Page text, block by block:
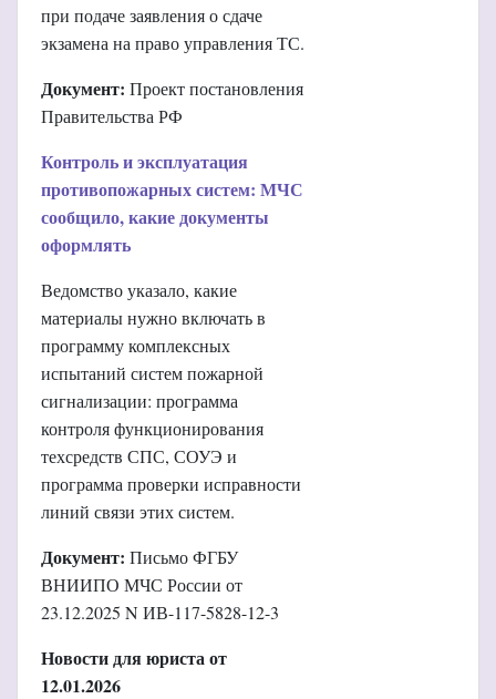
при подаче заявления о сдаче
экзамена на право управления ТС.
Документ: Проект постановления
Правительства РФ
Контроль и эксплуатация
противопожарных систем: МЧС
сообщило, какие документы
оформлять
Ведомство указало, какие
материалы нужно включать в
программу комплексных
испытаний систем пожарной
сигнализации: программа
контроля функционирования
техсредств СПС, СОУЭ и
программа проверки исправности
линий связи этих систем.
Документ: Письмо ФГБУ
ВНИИПО МЧС России от
23.12.2025 N ИВ-117-5828-12-3
Новости для юриста от
12.01.2026